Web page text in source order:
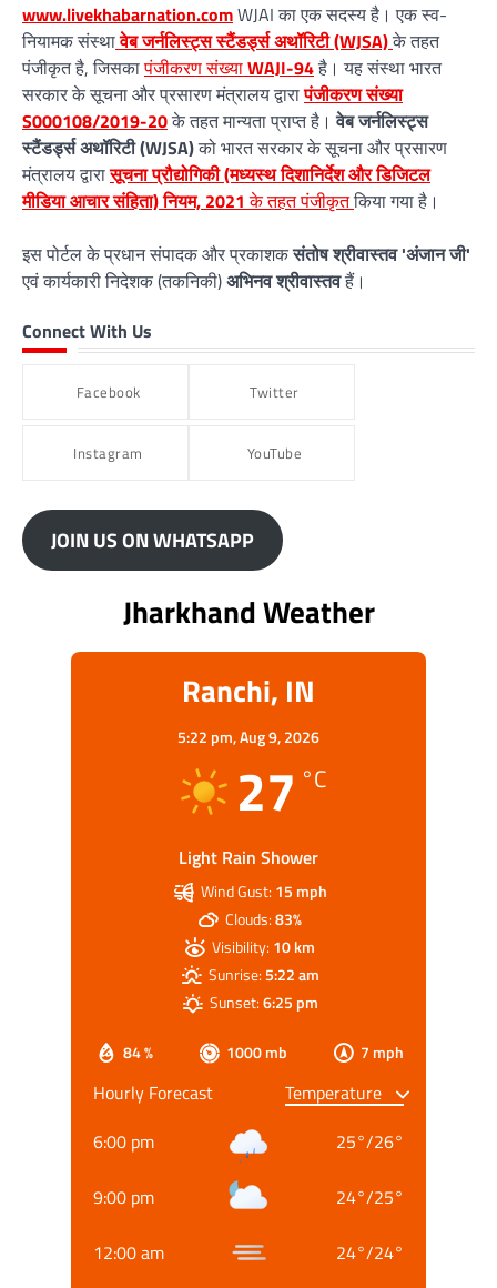
www.livekhabarnation.comWJAI का एक सदस्य है। एक स्व-
नियामक संस्थावेब जर्नलिस्ट्स स्टैंडर्ड्स अथॉरिटी (WJSA)के तहत
पंजीकृत है, जिसकापंजीकरण संख्याWAJI-94है। यह संस्था भारत
सरकार के सूचना और प्रसारण मंत्रालय द्वारापंजीकरण संख्या
S000108/2019-20के तहत मान्यता प्राप्त है।वेब जर्नलिस्ट्स
स्टैंडर्ड्स अथॉरिटी (WJSA)को भारत सरकार के सूचना और प्रसारण
मंत्रालय द्वारासूचना प्रौद्योगिकी (मध्यस्थ दिशानिर्देश और डिजिटल
मीडिया आचार संहिता) नियम, 2021 के तहत पंजीकृतकिया गया है।
इस पोर्टल के प्रधान संपादक और प्रकाशकसंतोष श्रीवास्तव 'अंजान जी'
एवं कार्यकारी निदेशक (तकनिकी)अभिनव श्रीवास्तवहैं।
Connect With Us
Facebook Twitter
Instagram YouTube
JOIN US ON WHATSAPP
Jharkhand Weather
Ranchi, IN
5:22 pm,Aug 9, 2026
27 °C
Light Rain Shower
84 % 1000 mb 7 mph
Wind Gust: 15 mph
Clouds:83%
Visibility:10 km
Sunrise:5:22 am
Sunset:6:25 pm
Hourly Forecast
6:00 pm
25°/26°
9:00 pm 24°/25°
12:00 am 24°/24°